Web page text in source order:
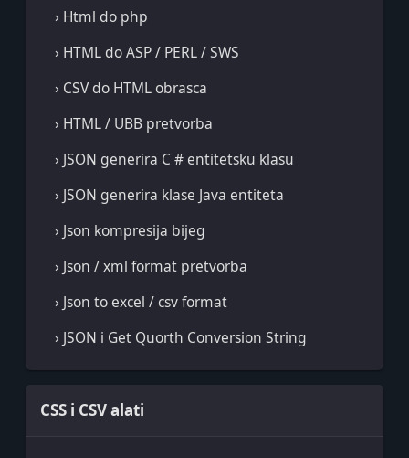
› Html do php
› HTML do ASP / PERL / SWS
› CSV do HTML obrasca
› HTML / UBB pretvorba
› JSON generira C # entitetsku klasu
› JSON generira klase Java entiteta
› Json kompresija bijeg
› Json / xml format pretvorba
› Json to excel / csv format
› JSON i Get Quorth Conversion String
CSS i CSV alati